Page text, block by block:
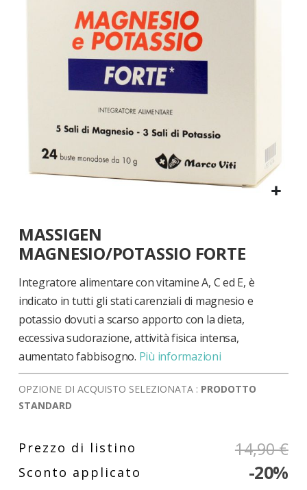
all'inizio
della
galleria
di
immagini
MASSIGEN
MAGNESIO/POTASSIO FORTE
Integratore alimentare con vitamine A, C ed E, è
indicato in tutti gli stati carenziali di magnesio e
potassio dovuti a scarso apporto con la dieta,
eccessiva sudorazione, attività fisica intensa,
aumentato fabbisogno. Più informazioni
OPZIONE DI ACQUISTO SELEZIONATA : PRODOTTO
STANDARD
14,90 €
-20%